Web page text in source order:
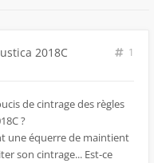
2018C
1
de cintrage des règles
?
une équerre de maintient
son cintrage... Est-ce